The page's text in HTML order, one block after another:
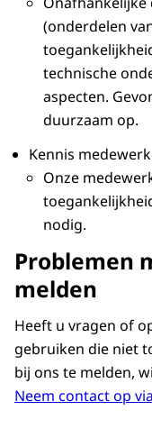
(onderdelen
technische
aspecten.
duurzaam op.
Kennis
Onze
nodig.
Problemen
melden
Heeft u vragen of
gebruiken die niet
bij ons te melden,
Neem contact op